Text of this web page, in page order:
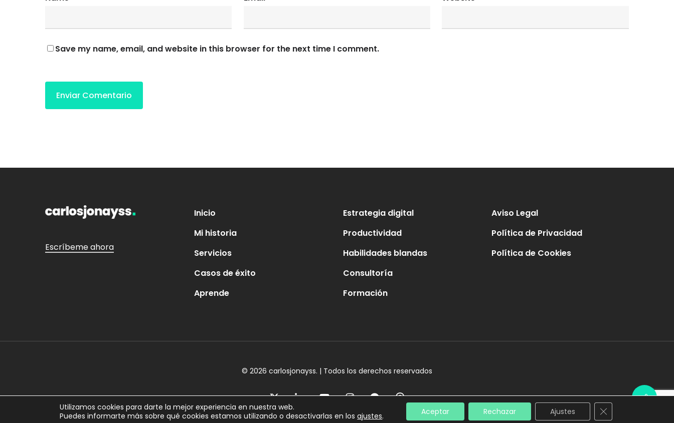
Save my name, email, and website in this browser for the next time I comment.
Escríbeme ahora
Inicio
Mi historia
Servicios
Casos de éxito
Aprende
Estrategia digital
Productividad
Habilidades blandas
Consultoría
Formación
Aviso Legal
Política de Privacidad
Política de Cookies
© 2026 carlosjonayss. | Todos los derechos reservados
x-
twitter
linkedinyoutubeinstagramspotifythreads
Utilizamos cookies para darte la mejor experiencia en nuestra web.
Puedes informarte más sobre qué cookies estamos utilizando o desactivarlas en losajustes. Aceptar Rechazar Ajustes Cerrar el banner de